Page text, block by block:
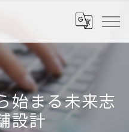
始まる未来志
設計